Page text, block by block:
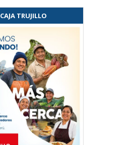
CAJA TRUJILLO